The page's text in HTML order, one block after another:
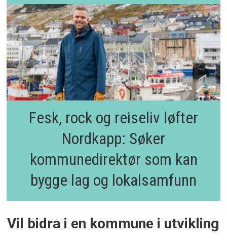
Fesk, rock og reiseliv løfter
Nordkapp: Søker
kommunedirektør som kan
bygge lag og lokalsamfunn
Vil bidra i en kommune i utvikling